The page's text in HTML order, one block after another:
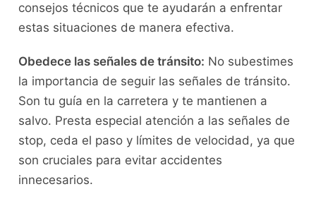
consejos técnicos que‍ te ayudarán a enfrentar
estas ⁣situaciones ‍de manera efectiva.
Obedece las ​señales de tránsito: No subestimes
la importancia de seguir‍ las señales de tránsito.
Son tu guía⁤ en la carretera y ‍te mantienen ‍a
salvo. Presta especial atención a las señales de
stop, ceda el paso y⁢ límites de velocidad, ya que
son cruciales ‍para ​evitar accidentes
innecesarios.